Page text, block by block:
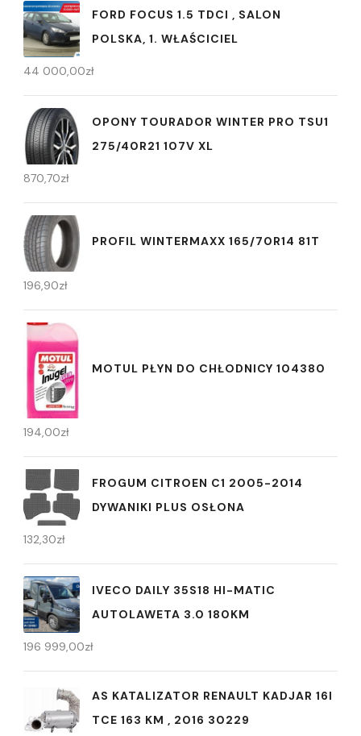
FORD FOCUS 1.5 TDCI , SALON
POLSKA, 1. WŁAŚCICIEL
44 000,00zł
OPONY TOURADOR WINTER PRO TSU1
275/40R21 107V XL
870,70zł
PROFIL WINTERMAXX 165/70R14 81T
196,90zł
MOTUL PŁYN DO CHŁODNICY 104380
194,00zł
FROGUM CITROEN C1 2005-2014
DYWANIKI PLUS OSŁONA
132,30zł
IVECO DAILY 35S18 HI-MATIC
AUTOLAWETA 3.0 180KM
196 999,00zł
AS KATALIZATOR RENAULT KADJAR 16I
TCE 163 KM , 2016 30229